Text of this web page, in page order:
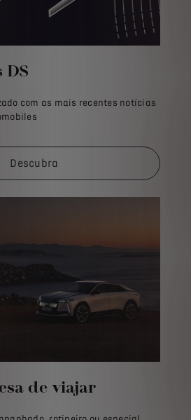
DS
com as mais recentes notícias
Descubra
de viajar